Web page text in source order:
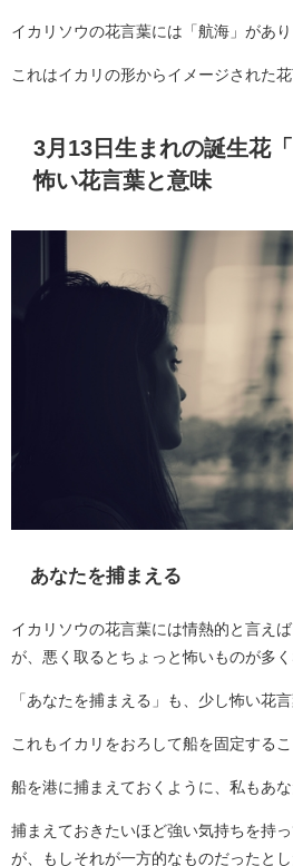
イカリソウの花言葉には「航海」があり
これはイカリの形からイメージされた花
3月13日生まれの誕生花
怖い花言葉と意味
あなたを捕まえる
イカリソウの花言葉には情熱的と言え
が、悪く取るとちょっと怖いものが多く
「あなたを捕まえる」も、少し怖い花
これもイカリをおろして船を固定する
船を港に捕まえておくように、私もあな
捕まえておきたいほど強い気持ちを持
が、もしそれが一方的なものだったと